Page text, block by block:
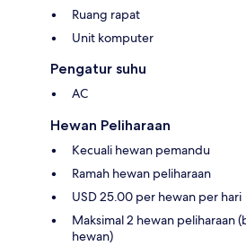
Ruang rapat
Unit komputer
Pengatur suhu
AC
Hewan Peliharaan
Kecuali hewan pemandu
Ramah hewan peliharaan
USD 25.00 per hewan per hari
Maksimal 2 hewan peliharaan
hewan)